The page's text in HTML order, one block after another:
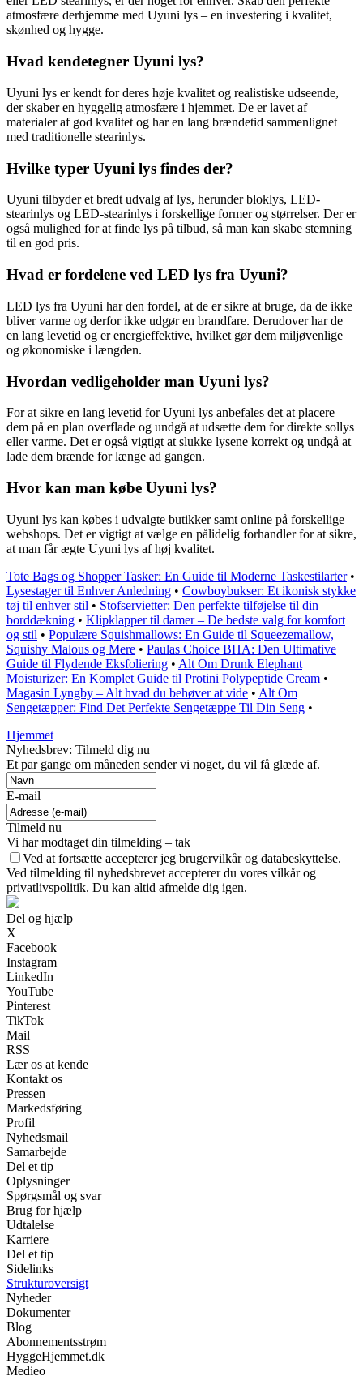
atmosfære derhjemme med Uyuni lys – en investering i kvalitet,
skønhed og hygge.
Hvad kendetegner Uyuni lys?
Uyuni lys er kendt for deres høje kvalitet og realistiske udseende,
der skaber en hyggelig atmosfære i hjemmet. De er lavet af
materialer af god kvalitet og har en lang brændetid sammenlignet
med traditionelle stearinlys.
Hvilke typer Uyuni lys findes der?
Uyuni tilbyder et bredt udvalg af lys, herunder bloklys, LED-
stearinlys og LED-stearinlys i forskellige former og størrelser. Der er
også mulighed for at finde lys på tilbud, så man kan skabe stemning
til en god pris.
Hvad er fordelene ved LED lys fra Uyuni?
LED lys fra Uyuni har den fordel, at de er sikre at bruge, da de ikke
bliver varme og derfor ikke udgør en brandfare. Derudover har de
en lang levetid og er energieffektive, hvilket gør dem miljøvenlige
og økonomiske i længden.
Hvordan vedligeholder man Uyuni lys?
For at sikre en lang levetid for Uyuni lys anbefales det at placere
dem på en plan overflade og undgå at udsætte dem for direkte sollys
eller varme. Det er også vigtigt at slukke lysene korrekt og undgå at
lade dem brænde for længe ad gangen.
Hvor kan man købe Uyuni lys?
Uyuni lys kan købes i udvalgte butikker samt online på forskellige
webshops. Det er vigtigt at vælge en pålidelig forhandler for at sikre,
at man får ægte Uyuni lys af høj kvalitet.
Tote Bags og Shopper Tasker: En Guide til Moderne Taskestilarter•
Lysestager til Enhver Anledning • Cowboybukser: Et ikonisk stykke
tøj til enhver stil • Stofservietter: Den perfekte tilføjelse til din
borddækning • Klipklapper til damer – De bedste valg for komfort
og stil • Populære Squishmallows: En Guide til Squeezemallow,
Squishy Malous og Mere • Paulas Choice BHA: Den Ultimative
Guide til Flydende Eksfoliering • Alt Om Drunk Elephant
Moisturizer: En Komplet Guide til Protini Polypeptide Cream •
Magasin Lyngby – Alt hvad du behøver at vide • Alt Om
Sengetæpper: Find Det Perfekte Sengetæppe Til Din Seng •
Hjemmet
Nyhedsbrev: Tilmeld dig nu
Et par gange om måneden sender vi noget, du vil få glæde af.
E-mail
Tilmeld nu
Vi har modtaget din tilmelding – tak
Ved at fortsætte accepterer jeg brugervilkår og databeskyttelse.
Ved tilmelding til nyhedsbrevet accepterer du vores vilkår og
privatlivspolitik. Du kan altid afmelde dig igen.
Del og hjælp
X
Facebook
Instagram
LinkedIn
YouTube
Pinterest
TikTok
Mail
RSS
Lær os at kende
Kontakt os
Pressen
Markedsføring
Profil
Nyhedsmail
Samarbejde
Del et tip
Oplysninger
Spørgsmål og svar
Brug for hjælp
Udtalelse
Karriere
Del et tip
Sidelinks
Strukturoversigt
Nyheder
Dokumenter
Blog
Abonnementsstrøm
HyggeHjemmet.dk
Medieo